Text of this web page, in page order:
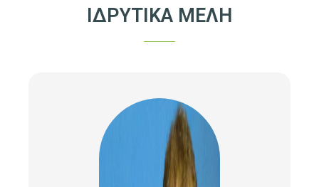
ΙΔΡΥΤΙΚΑ ΜΕΛΗ